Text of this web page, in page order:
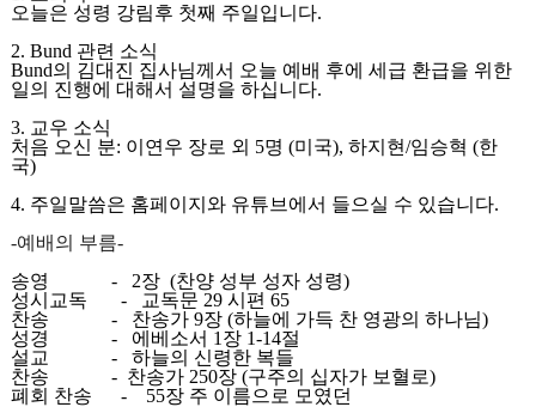
오늘은 성령 강림후 첫째 주일입니다.
2. Bund 관련 소식
Bund의 김대진 집사님께서 오늘 예배 후에 세급 환급을 위한
일의 진행에 대해서 설명을 하십니다.
3. 교우 소식
처음 오신 분: 이연우 장로 외 5명 (미국), 하지현/임승혁 (한
국)
4. 주일말씀은 홈페이지와 유튜브에서 들으실 수 있습니다.
-예배의 부름-
송영
- 2장(찬양 성부 성자 성령)
성시교독 - 교독문 29 시편 65
찬송 - 찬송가9장(하늘에 가득 찬 영광의 하나님)
성경
- 에베소서 1 장1-14절
설교
- 하늘의 신령한 복들
찬송 - 찬송가250장(구주의 십자가 보혈로)
폐회 찬송 - 55장 주 이름으로 모였던